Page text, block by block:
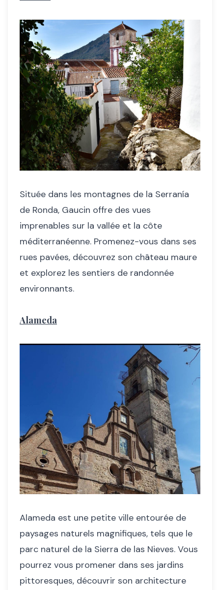
Située dans les montagnes de la Serranía
de Ronda, Gaucin offre des vues
imprenables sur la vallée et la côte
méditerranéenne. Promenez-vous dans ses
rues pavées, découvrez son château maure
et explorez les sentiers de randonnée
environnants.
Alameda
Alameda est une petite ville entourée de
paysages naturels magnifiques, tels que le
parc naturel de la Sierra de las Nieves. Vous
pourrez vous promener dans ses jardins
pittoresques, découvrir son architecture